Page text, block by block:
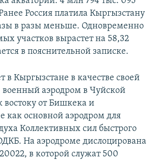
Россия платила Кыргызстану
в разы меньше. Одновременно
участков вырастет на 58,32
в пояснительной записке.
в Кыргызстане в качестве своей
аэродром в Чуйской
востоку от Бишкека и
как основной аэродром для
Коллективных сил быстрого
На аэродроме дислоцирована
в которой служат 500